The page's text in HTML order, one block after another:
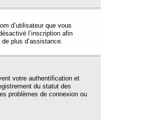
d’utilisateur que vous
l’inscription afin
plus d’assistance.
votre authentification et
du statut des
problèmes de connexion ou